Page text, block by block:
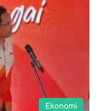
Ekonomi